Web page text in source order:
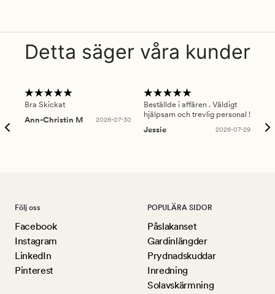
Detta säger våra kunder
Bra Skickat
Ann-Christin M
2026-07-30
Beställde i affären . Väldigt
hjälpsam och trevlig personal !
Jessie
2026-07-29
Följ oss
Facebook
Instagram
LinkedIn
Pinterest
POPULÄRA SIDOR
Påslakanset
Gardinlängder
Prydnadskuddar
Inredning
Solavskärmning